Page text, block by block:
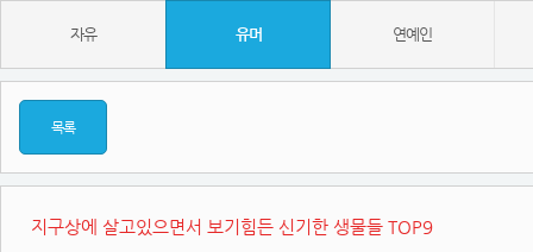
자유 유머 연예인
목록
지구상에 살고있으면서 보기힘든 신기한 생물들 TOP9